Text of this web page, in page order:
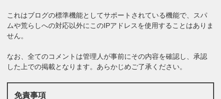
これはブログの標準機能としてサポートされている機能で、スパ
ムや荒らしへの対応以外にこのIPアドレスを使用することはありま
せん。
なお、全てのコメントは管理人が事前にその内容を確認し、承認
した上での掲載となります。あらかじめご了承ください。
免責事項